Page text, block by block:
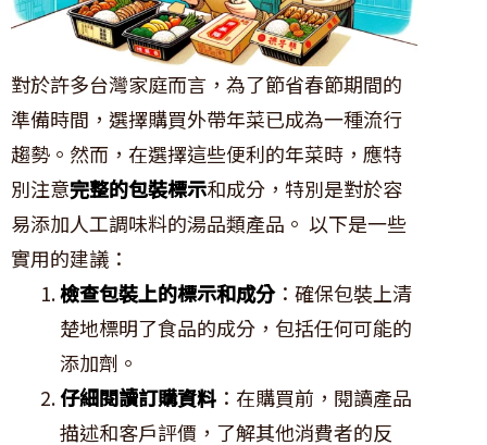
對於許多台灣家庭而言，為了節省春節期間的
準備時間，選擇購買外帶年菜已成為一種流行
趨勢。然而，在選擇這些便利的年菜時，應特
別注意完整的包裝標示和成分，特別是對於容
易添加人工調味料的湯品類產品。 以下是一些
實用的建議：
檢查包裝上的標示和成分：確保包裝上清
楚地標明了食品的成分，包括任何可能的
添加劑。
仔細閱讀訂購資料 ：在購買前，閱讀產品
描述和客戶評價，了解其他消費者的反